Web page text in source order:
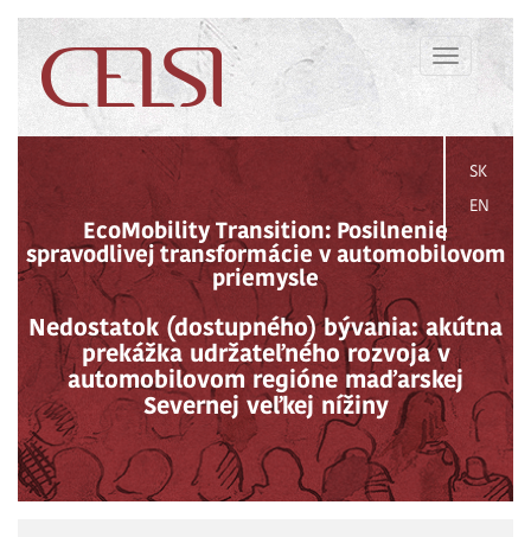
Toggle
navigation
SK
EN
EcoMobility Transition: Posilnenie
spravodlivej transformácie v automobilovom
priemysle
Nedostatok (dostupného) bývania: akútna
prekážka udržateľného rozvoja v
automobilovom regióne maďarskej
Severnej veľkej nížiny